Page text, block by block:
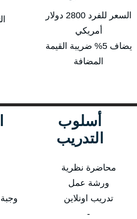
السعر للفرد 2800 دولار
أمريكي
يضاف 5% ضريبة القيمة
المضافة
أسلوب
التدريب
محاضرة نظرية
ورشة عمل
تدريب اونلاين
-